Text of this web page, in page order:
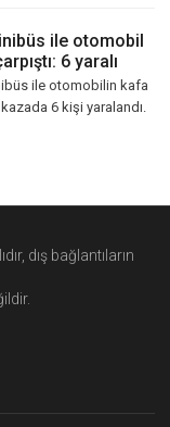
ile otomobil
6 yaralı
ile otomobilin kafa
kazada 6 kişi yaralandı.
dış bağlantıların